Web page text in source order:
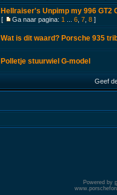
Hellraiser's Unpimp my 996 GT2
[ Ga naar pagina: 1 6 7 8 ]
Wat is dit waard? Porsche 935
Polletje stuurwiel G-model
Geef
Powered by